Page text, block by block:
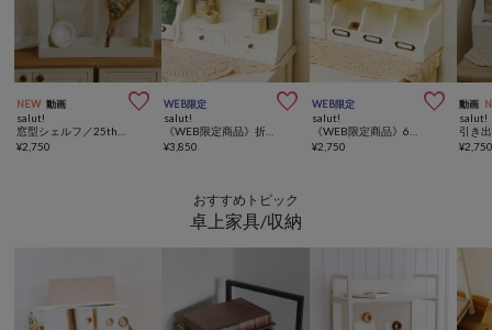
NEW 動画 
salut!
¥2,750
WEB限定 
salut!
¥3,850
WEB限定 
salut!
¥2,750
動画
salut!
¥
おすすめトピック
卓上家具/収納